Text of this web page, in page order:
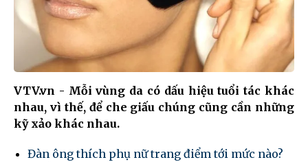
VTV.vn - Mỗi vùng da có dấu hiệu tuổi tác khác
nhau, vì thế, để che giấu chúng cũng cần những
kỹ xảo khác nhau.
Đàn ông thích phụ nữ trang điểm tới mức nào?